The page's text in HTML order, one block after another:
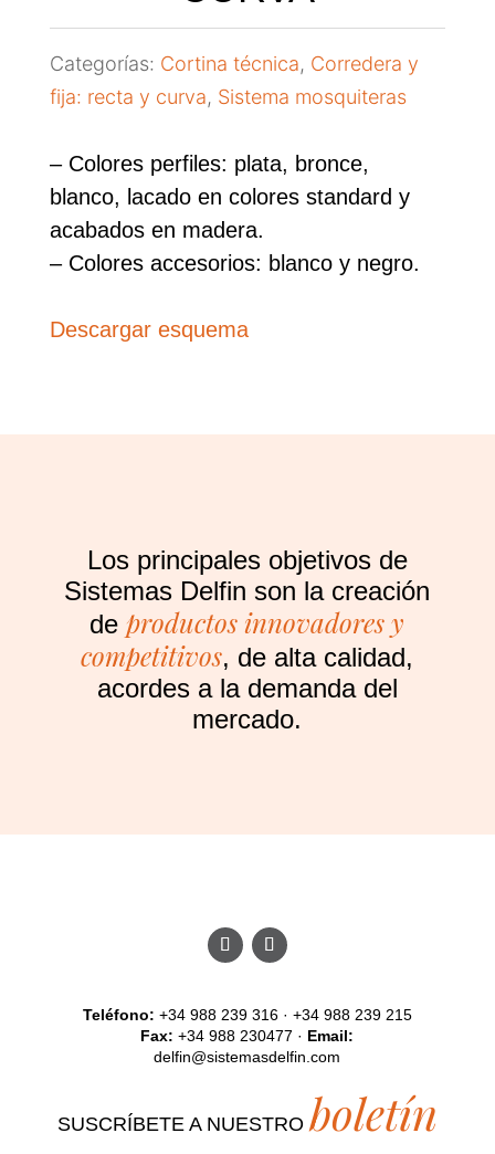
Categorías: Cortina técnica, Corredera y
fija: recta y curva, Sistema mosquiteras
– Colores perfiles: plata, bronce,
blanco, lacado en colores standard y
acabados en madera.
– Colores accesorios: blanco y negro.
Descargar esquema
Los principales objetivos de
Sistemas Delfin son la creación
deproductos innovadores y
competitivos, de alta calidad,
acordes a la demanda del
mercado.
Teléfono: +34 988 239 316 · +34 988 239 215
Fax: +34 988 230477 · Email:
delfin@sistemasdelfin.com
SUSCRÍBETE A NUESTRO boletín